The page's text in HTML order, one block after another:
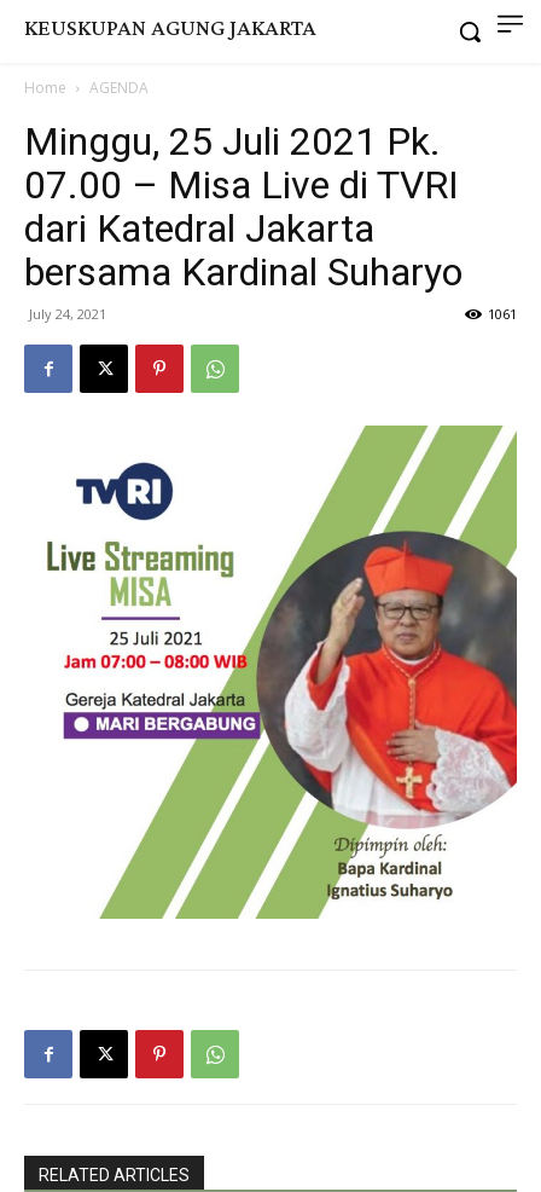
KEUSKUPAN AGUNG JAKARTA
Home AGENDA
Minggu, 25 Juli 2021 Pk.
07.00 – Misa Live di TVRI
dari Katedral Jakarta
bersama Kardinal Suharyo
July 24, 2021 1061
RELATED ARTICLES